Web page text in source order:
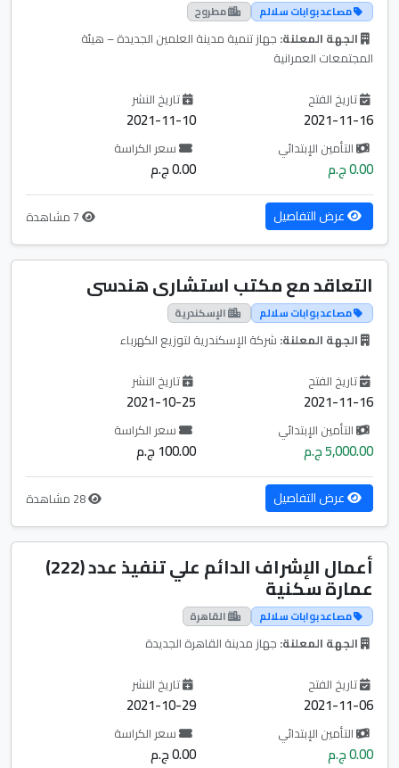
مصاعد بوابات سلالم مطروح
الجهة المعلنة: جهاز تنمية مدينة العلمين الجديدة – هيئة
المجتمعات العمرانية
تاريخ الفتح
2021-11-16
تاريخ النشر
2021-11-10
التأمين الإبتدائي
0.00 ج.م
سعر الكراسة
0.00 ج.م
عرض التفاصيل
التعاقد مع مكتب استشارى هندسى
مصاعد بوابات سلالم الإسكندرية
الجهة المعلنة: شركة الإسكندرية لتوزيع الكهرباء
تاريخ الفتح
2021-11-16
تاريخ النشر
2021-10-25
التأمين الإبتدائي
5,000.00 ج.م
سعر الكراسة
100.00 ج.م
عرض التفاصيل
أعمال الإشراف الدائم علي تنفيذ عدد (222)
عمارة سكنية
مصاعد بوابات سلالم القاهرة
الجهة المعلنة: جهاز مدينة القاهرة الجديدة
تاريخ الفتح
2021-11-06
تاريخ النشر
2021-10-29
التأمين الإبتدائي
0.00 ج.م
سعر الكراسة
0.00 ج.م